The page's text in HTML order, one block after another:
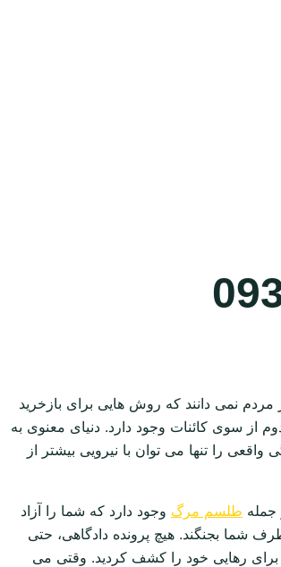
نمی دانند که روش هایی برای بازخرید
سوی کائنات وجود دارد. دنیای معنوی به
را تنها می توان با نیرویی بیشتر از
جمله طلسم مرگ وجود دارد که شما را آزاد
شما بجنگند. هیچ پرونده دادگاهی، حتی
برای رهایی خود را کشف کردید. وقتی می